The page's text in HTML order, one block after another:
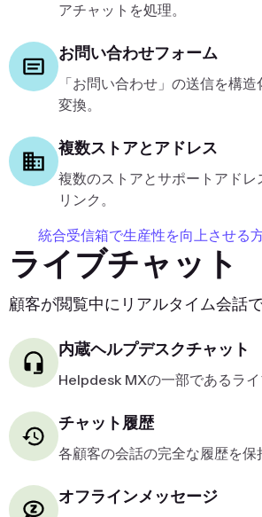
アチャットを処理。
お問い合わせフォーム
「お問い合わせ」の送信を構
変換。
複数ストアとアドレス
複数のストアとサポートアドレ
リンク。
統合受信箱で生産性を向上させる
ライブチャット
顧客が閲覧中にリアルタイム会話で
内蔵ヘルプデスクチャット
Helpdesk MXの一部であるライ
チャット履歴
各顧客の会話の完全な履歴を保
オフラインメッセージ